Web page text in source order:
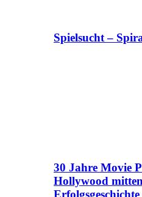
Spielsucht –
30 Jahre Movie
Hollywood